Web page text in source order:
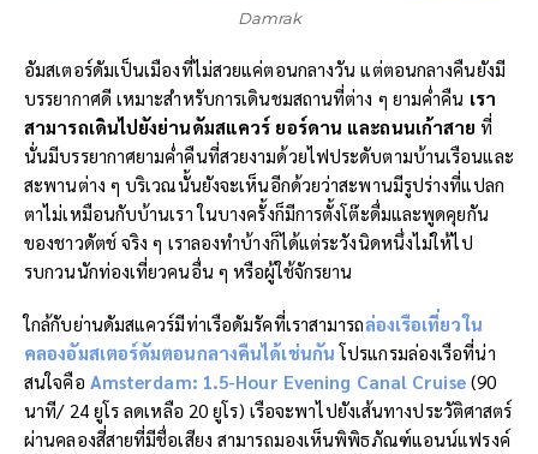
Damrak
อัมสเตอร์ดัมเป็นเมืองที่ไม่สวยแค่ตอนกลางวัน แต่ตอนกลางคืนยังมี
บรรยากาศดี เหมาะสำหรับการเดินชมสถานที่ต่าง ๆ ยามค่ำคืน เรา
สามารถเดินไปยังย่านดัมสแควร์ ยอร์ดาน และถนนเก้าสาย ที่
นั่นมีบรรยากาศยามค่ำคืนที่สวยงามด้วยไฟประดับตามบ้านเรือนและ
สะพานต่าง ๆ บริเวณนั้นยังจะเห็นอีกด้วยว่าสะพานมีรูปร่างที่แปลก
ตาไม่เหมือนกับบ้านเรา ในบางครั้งก็มีการตั้งโต๊ะดื่มและพูดคุยกัน
ของชาวดัตช์ จริง ๆ เราลองทำบ้างก็ได้แต่ระวังนิดหนึ่งไม่ให้ไป
รบกวนนักท่องเที่ยวคนอื่น ๆ หรือผู้ใช้จักรยาน
ใกล้กับย่านดัมสแควร์มีท่าเรือดัมรัคที่เราสามารถล่องเรือเที่ยวใน
คลองอัมสเตอร์ดัมตอนกลางคืนได้เช่นกัน โปรแกรมล่องเรือที่น่า
สนใจคือ Amsterdam: 1.5-Hour Evening Canal Cruise(90
นาที/ 24 ยูโร ลดเหลือ 20 ยูโร) เรือจะพาไปยังเส้นทางประวัติศาสตร์
ผ่านคลองสี่สายที่มีชื่อเสียง สามารถมองเห็นพิพิธภัณฑ์แอนน์แฟรงค์